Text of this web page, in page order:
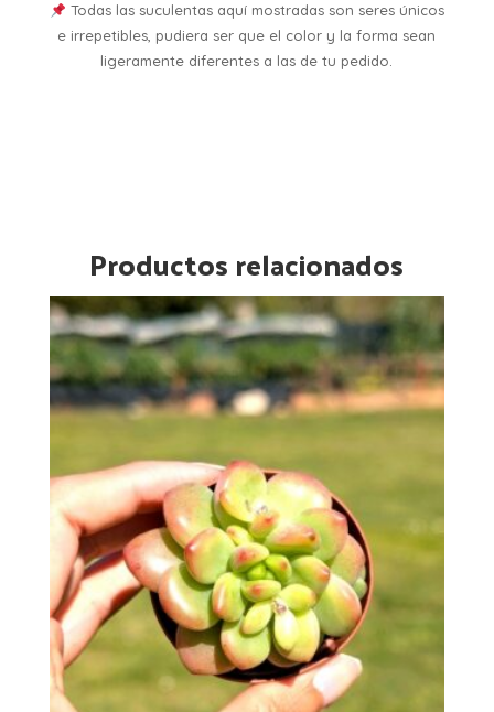
Todas las suculentas aquí mostradas son seres únicos
e irrepetibles, pudiera ser que el color y la forma sean
ligeramente diferentes a las de tu pedido.
Productos relacionados